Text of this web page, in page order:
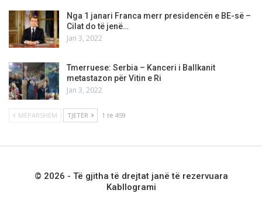
Nga 1 janari Franca merr presidencën e BE-së –
Cilat do të jenë…
Jan 3, 2022
Tmerruese: Serbia – Kanceri i Ballkanit
metastazon për Vitin e Ri
Jan 3, 2022
MËPARSHËM TJETËR 1 të 459
© 2026 - Të gjitha të drejtat janë të rezervuara
Kabllogrami